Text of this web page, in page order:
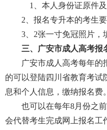
1、本人身份证原件及
2、报名专升本的考生
3、2张一寸免冠照片，
三、广安市成人高考报
广安市成人高考每年的
的可以登陆四川省教育考试
息和个人信息，缴纳报名费。
也可以在每年8月份之
会代替考生完成网上报名工